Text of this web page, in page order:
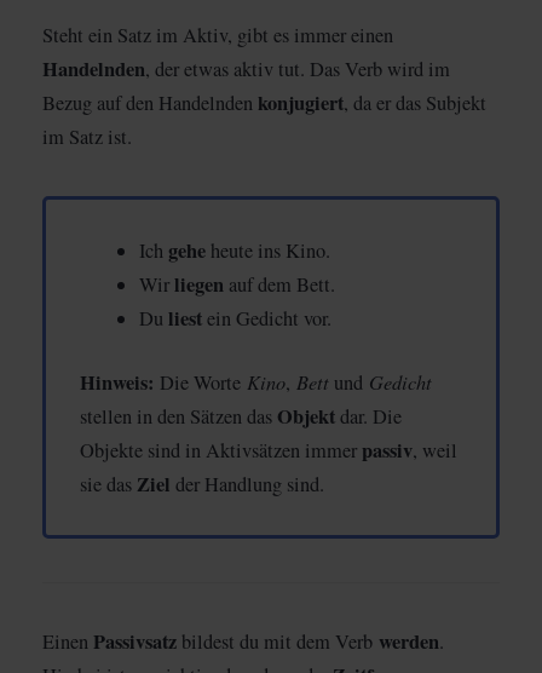
Steht ein Satz im Aktiv, gibt es immer einen
Handelnden, der etwas aktiv tut. Das Verb wird im
Bezug auf den Handelnden konjugiert, da er das Subjekt
im Satz ist.
Ich gehe heute ins Kino.
Wir liegen auf dem Bett.
Du liestein Gedicht vor.
Hinweis: Die Worte Kino, Bett und Gedicht
stellen in den Sätzen das Objektdar. Die
Objekte sind in Aktivsätzen immer passiv, weil
sie das Ziel der Handlung sind.
Einen Passivsatz bildest du mit dem Verb werden.